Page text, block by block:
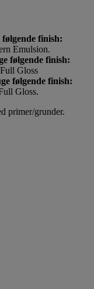
finish:
Emulsion.
følgende finish:
Gloss
følgende finish:
Gloss.
primer/grunder.